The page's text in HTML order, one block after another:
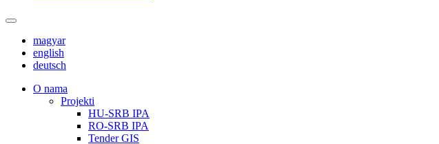
magyar
english
deutsch
О nama
Projekti
HU-SRB IPA
RO-SRB IPA
Tender GIS